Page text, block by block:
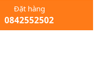
Đặt hàng
0842552502